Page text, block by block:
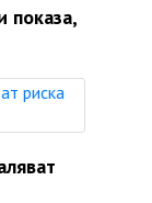
показа,